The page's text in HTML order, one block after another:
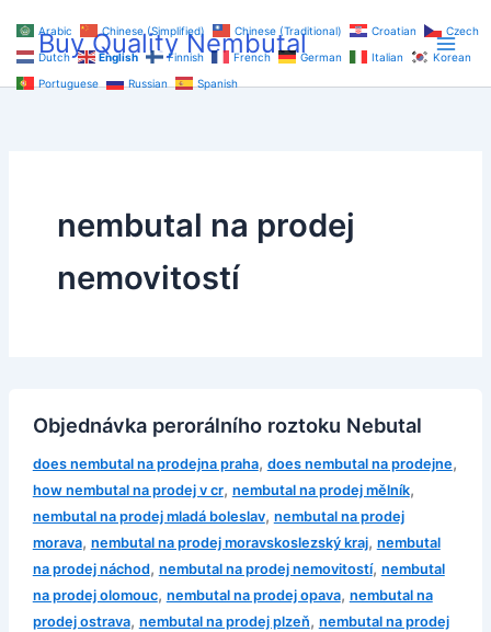
content
Buy Quality Nembutal
nembutal na prodej
nemovitostí
Objednávka perorálního roztoku Nebutal
does nembutal na prodejna praha, does nembutal na prodejne,
how nembutal na prodej v cr, nembutal na prodej mělník,
nembutal na prodej mladá boleslav, nembutal na prodej
morava, nembutal na prodej moravskoslezský kraj, nembutal
na prodej náchod, nembutal na prodej nemovitostí, nembutal
na prodej olomouc, nembutal na prodej opava, nembutal na
prodej ostrava, nembutal na prodej plzeň, nembutal na prodej
Arabic Chinese (Simplified) Chinese (Traditional) Croatian
Czech
Dutch
English Finnish French German Italian
Korean
Portuguese
Russian Spanish